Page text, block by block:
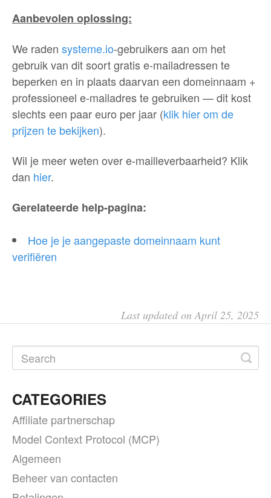
Aanbevolen oplossing:
We raden systeme.io-gebruikers aan om het
gebruik van dit soort gratis e-mailadressen te
beperken en in plaats daarvan een domeinnaam +
professioneel e-mailadres te gebruiken — dit kost
slechts een paar euro per jaar (klik hier om de
prijzen te bekijken).
Wil je meer weten over e-mailleverbaarheid? Klik
dan hier.
Gerelateerde help-pagina:
Hoe je je aangepaste domeinnaam kunt
verifiëren
Last updated on April 25, 2025
CATEGORIES
Affiliate partnerschap
Model Context Protocol (MCP)
Algemeen
Beheer van contacten